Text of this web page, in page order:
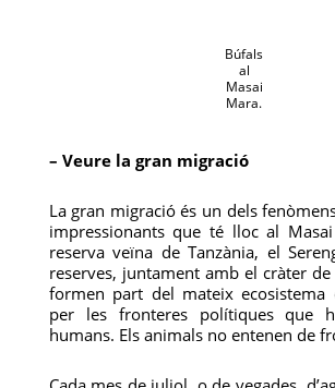
Búfals
al
Masai
Mara.
– Veure la gran migració
La gran migració és un dels
impressionants que té lloc al
reserva veïna de Tanzània, el
reserves, juntament amb el cràter de
formen part del mateix ecosistema
per les fronteres polítiques que
humans. Els animals no entenen de